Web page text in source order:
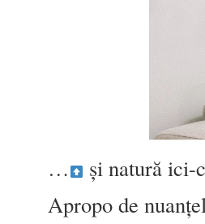
…
și natură ici-
Apropo de